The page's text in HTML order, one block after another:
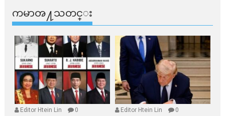
ကမာၻ႔သတင္း
Editor Htein Lin 0 Editor Htein Lin 0